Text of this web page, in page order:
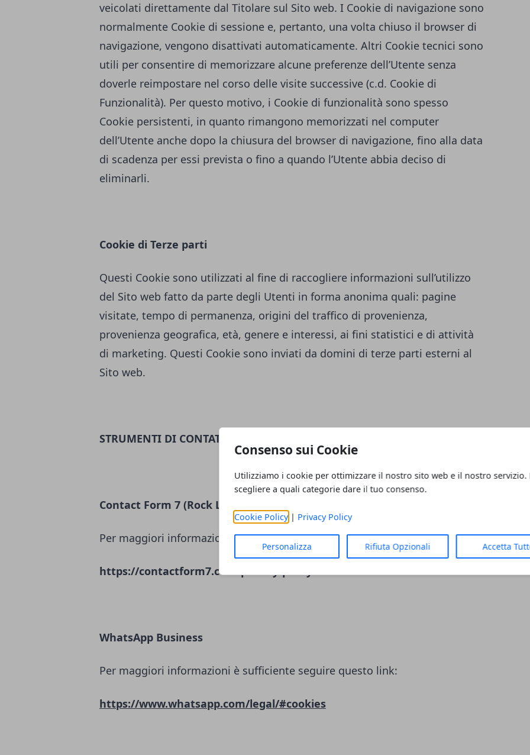
Consenso sui Cookie
Utilizziamo i cookie per ottimizzare il nostro sito web e il nostro servizio.
scegliere a quali categorie dare il tuo consenso.
Cookie Policy| Privacy Policy
Personalizza Rifiuta Opzionali Accetta
veicolati direttamente dal Titolare sul Sito web. I Cookie di navigazione sono
normalmente Cookie di sessione e, pertanto, una volta chiuso il browser di
navigazione, vengono disattivati automaticamente. Altri Cookie tecnici sono
utili per consentire di memorizzare alcune preferenze dell’Utente senza
doverle reimpostare nel corso delle visite successive (c.d. Cookie di
Funzionalità). Per questo motivo, i Cookie di funzionalità sono spesso
Cookie persistenti, in quanto rimangono memorizzati nel computer
dell’Utente anche dopo la chiusura del browser di navigazione, fino alla data
di scadenza per essi prevista o fino a quando l’Utente abbia deciso di
eliminarli.
Cookie di Terze parti
Questi Cookie sono utilizzati al fine di raccogliere informazioni sull’utilizzo
del Sito web fatto da parte degli Utenti in forma anonima quali: pagine
visitate, tempo di permanenza, origini del traffico di provenienza,
provenienza geografica, età, genere e interessi, ai fini statistici e di attività
di marketing. Questi Cookie sono inviati da domini di terze parti esterni al
Sito web.
STRUMENTI DI CONTATTO
Contact Form 7 (Rock Lobster LLC)
Per maggiori informazioni è sufficiente seguire questo link:
https://contactform7.com/privacy-policy/
WhatsApp Business
Per maggiori informazioni è sufficiente seguire questo link:
https://www.whatsapp.com/legal/#cookies